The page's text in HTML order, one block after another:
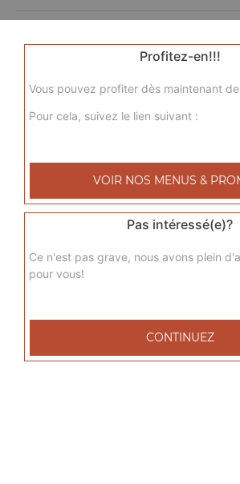
Base sauce tomate, fromage, chorizo,
oignons, chèvre
9.00€
del grec junior
9.00€
Profitez-en!!!
Vous pouvez profiter dès maintenant
Pour cela, suivez le lien suivant :
VOIR NOS MENUS &
Pas intéressé(e)?
Ce n'est pas grave, nous avons plein
pour vous!
CONTINUEZ